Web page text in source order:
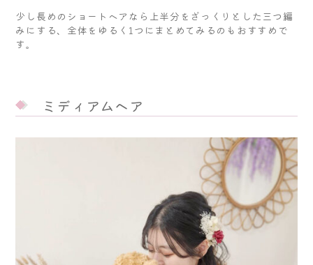
少し長めのショートヘアなら上半分をざっくりとした三つ編
みにする、全体をゆるく1つにまとめてみるのもおすすめで
す。
ミディアムヘア